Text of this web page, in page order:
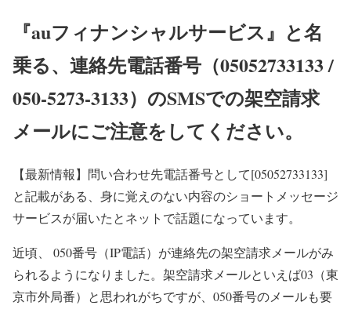
『auフィナンシャルサービス』と名
乗る、連絡先電話番号（05052733133 /
050-5273-3133）のSMSでの架空請求
メールにご注意をしてください。
【最新情報】 問い合わせ先電話番号として[05052733133]
と記載がある、身に覚えのない内容のショートメッセージ
サービスが届いたとネットで話題になっています。
近頃、 050番号（IP電話）が連絡先の架空請求メールがみ
られるようになりました。架空請求メールといえば03（東
京市外局番）と思われがちですが、050番号のメールも要